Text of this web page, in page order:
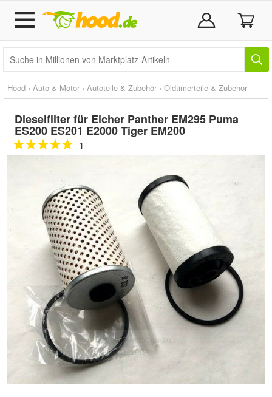
Hood › Auto & Motor › Autoteile & Zubehör › Oldtimerteile & Zubehör
Dieselfilter für Eicher Panther EM295 Puma
ES200 ES201 E2000 Tiger EM200
1
Doppelt antippen zum
vergrößern